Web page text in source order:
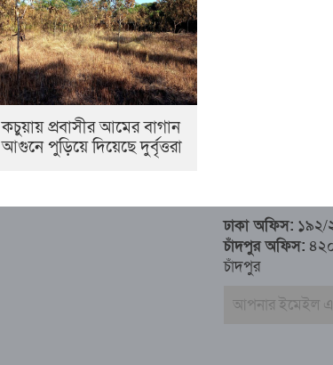
কচুয়ায় প্রবাসীর আমের বাগান
আগুনে পুড়িয়ে দিয়েছে দুর্বৃত্তরা
ঢাকা অফিস: ১৯২/
চাঁদপুর অফিস:
চাঁদপুর